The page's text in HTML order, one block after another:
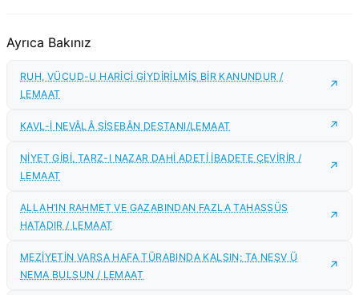
Ayrıca Bakınız
RUH, VÜCUD-U HARİCİ GİYDİRİLMİŞ BİR KANUNDUR /
LEMAAT
KAVL-İ NEVÂLÂ SİSEBÂN DESTANI/LEMAAT
NİYET GİBİ, TARZ-I NAZAR DAHİ ADETİ İBADETE ÇEVİRİR /
LEMAAT
ALLAH’IN RAHMET VE GAZABINDAN FAZLA TAHASSÜS
HATADIR / LEMAAT
MEZİYETİN VARSA HAFA TÜRABINDA KALSIN; TA NEŞV Ü
NEMA BULSUN / LEMAAT